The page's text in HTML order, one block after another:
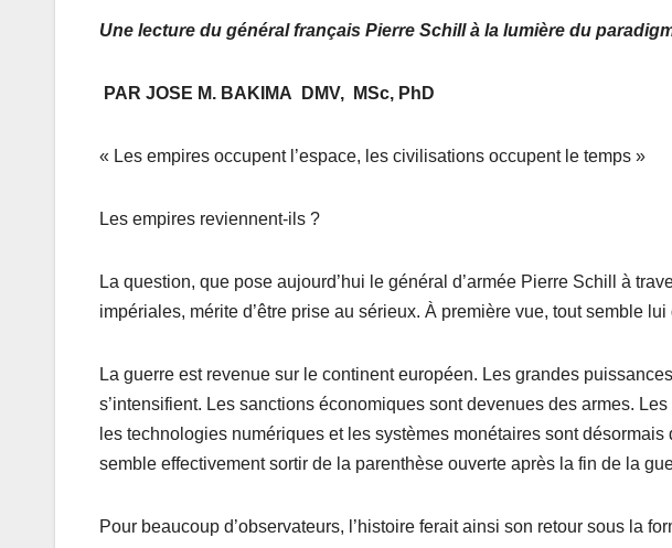
c
e
o
k
tt
er
ail at
s
p
ta
g
Une lecture du général français Pierre Schill à la lumière du
PAR JOSE M. BAKIMA DMV, MSc, PhD
« Les empires occupent l’espace, les civilisations occupent le temps »
Les empires reviennent-ils ?
La question, que pose aujourd’hui le général d’armée Pierre Schill à
impériales, mérite d’être prise au sérieux. À première vue, tout semble
La guerre est revenue sur le continent européen. Les grandes
s’intensifient. Les sanctions économiques sont devenues des armes.
les technologies numériques et les systèmes monétaires sont
semble effectivement sortir de la parenthèse ouverte après la fin de la
Pour beaucoup d’observateurs, l’histoire ferait ainsi son retour sous la